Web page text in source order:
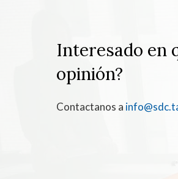
Interesado en
opinión?
Contactanos a